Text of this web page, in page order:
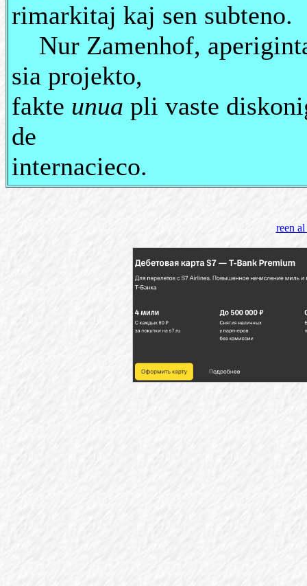
rimarkitaj kaj sen subteno.
Nur Zamenhof,
sia projekto,
fakte unua pli vaste
de
internacieco.
reen